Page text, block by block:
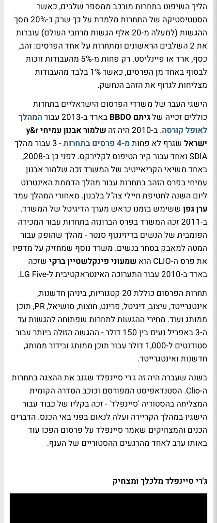
הליך השיפוט בתחרות מורכב ממספר שלבים, כאשר
הסטטיסטיקה של התחרות מלמדת על כך שרק כ-20% מסך
ההגשות (למעלה מ-20 אלף הגשות מרחבי העולם) עוברות
את 2 השלבים הראשונים ומתחרות על אחד הפרסים: זהב,
כסף, ארד או פיינליסט. רק פחות מ-5% מהעבודות זוכות
לבסוף באחד מן הפרסים, כאשר 1% בלבד מהעבודות
מצליחות לגרוף את הזהב הנחשק.
הישגי העבר של משרדי הפרסום הישראליים בתחרות
כוללים זכייה שלגיתם BBDO בארד ב-2013 עבור
המהלך
לאופל קורסה. ב-2010 היה זה
שלמור אבנון עמיחי y&r
ישראל שגרף לא פחות מ-4 פרסים בתחרות
- 3 עבור מהלך
SDIA ואחד עבור קיר הטיפוס לקלירקס. לפני כן ב-2008,
באחד משיאי הקריאייטיב של המשרד זכה שלמור אבנון
עמיחי בפרס הזהב בתחרות עבור מהלך הדממת האינטרנט
ליום השנה לחטיפת חיילי צה"ל בלבנון. מאחורי המהלך עמד
ערן גפן ששימש בזמנו כראש מערך הדיגיטל של המשרד.
ב-2011 זכה המשרד בפרס הברונזה בתחרות עבור המכירה
הפומבית של הנשים בדיזינגוף סנטר - מהלך שהופק עבור
המטה למאבק בסחר בנשים. משרד נוסף שמחזיק על מדפיו
את פרס ה-CLIO הוא
שמעוני פינקלשטיין ברקי שזכה
בארד ב-2010 עבור התערוכה האינטראקטיבית ל-LG Five.
תחרות הפרסום כוללת 20 קטגוריות, ביניהן חדשנות,
אינטגרייטד, עיצוב, דיגיטל, פרינט, חוצות, סושיאל, PR, תוכן
ממותג ועוד. מחירי ההגשות לתחרות שפתוחה להגשות עד
ה-3 באפריל נעים בין 150 דולר - ההגשה הזולה ביותר עבור
סטודנטים ל-1,000 דולר עבור תוכן ממותג ובידור ממותג,
חדשנות ואינטגרייטד.
בשנה שעברה היה זה ג'רי סיינפלד שגנב את ההצגה בתחרות
ה-Clio. הסטנדאפיסט המפורסם וכוכב הסדרה הקומית
המצליחה בהסטוריה 'סיינפלד' - זכה בקליו של כבוד עבור
הישגיו במהלך הקריירה ועלה לנאום בפני באי הכנס. הדברים
הכנים והמצחיקים שאמר סיינפלד על פרסום הפכו עוד
באותו ערב לאחד מהרגעים ההסטוריים של הענף.
ג'רי סיינפלד מלכלך ומצחיק